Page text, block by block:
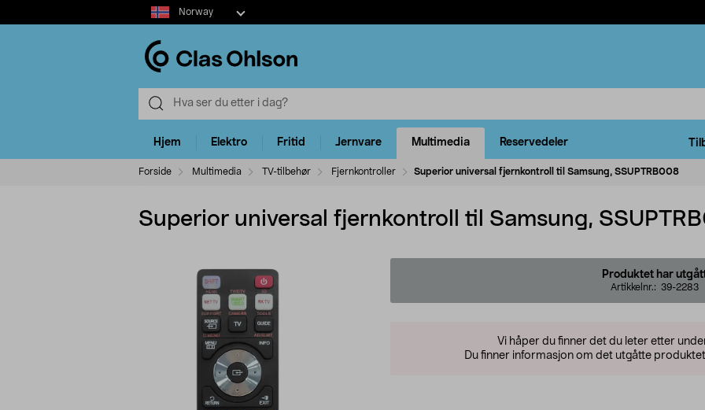
Select
market
Norway
Hjem Elektro Fritid Jernvare Multimedia Reservedeler
Forside Multimedia TV-tilbehør Fjernkontroller Superior universal fjernkontroll til Samsung, SSUPTRB008
Superior universal fjernkontroll til Samsung,
Produktet har
Artikkelnr.: 39-2283
Vi håper du finner det du leter etter
Du finner informasjon om det utgåtte